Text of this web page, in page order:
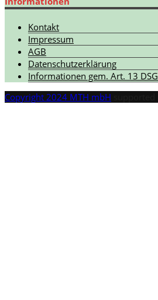
Kontakt
Impressum
AGB
Datenschutzerklärung
Informationen gem. Art. 13
Copyright 2024 MTH mbH